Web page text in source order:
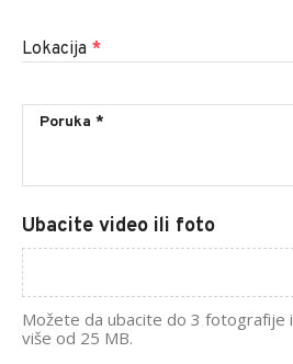
Lokacija *
Ubacite video ili foto
Možete da ubacite do 3 fotografije
više od 25 MB.